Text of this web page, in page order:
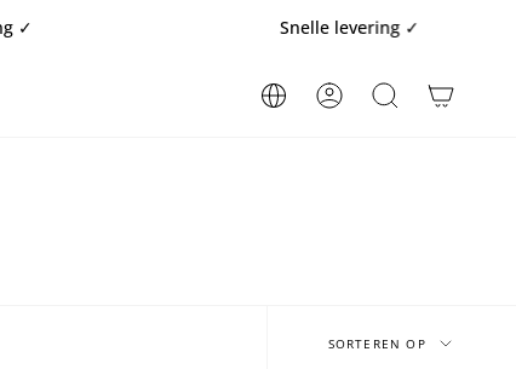
Snelle levering ✓
REKENINGZOEKOPDRACHT
SORTEREN OP